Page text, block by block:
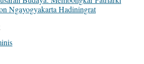
Ngayogyakarta Hadiningrat